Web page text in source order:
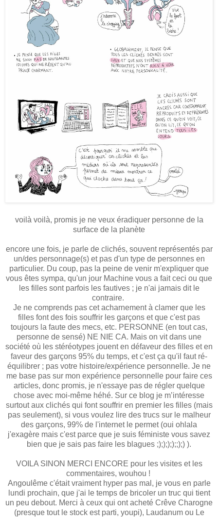
voilà voilà, promis je ne veux éradiquer personne de la
surface de la planète
encore une fois, je parle de clichés, souvent représentés par
un/des personnage(s) et pas d'un type de personnes en
particulier. Du coup, pas la peine de venir m'expliquer que
vous êtes sympa, qu'un jour Machine vous a fait ceci ou que
les filles sont parfois les fautives ; je n'ai jamais dit le
contraire.
Je ne comprends pas cet acharnement à clamer que les
filles font des fois souffrir les garçons et que c'est pas
toujours la faute des mecs, etc. PERSONNE (en tout cas,
personne de sensé) NE NIE CA. Mais on vit dans une
société où les stéréotypes jouent en défaveur des filles et en
faveur des garçons 95% du temps, et c'est ça qu'il faut ré-
équilibrer ; pas votre histoire/expérience personnelle. Je ne
me base pas sur mon expérience personnelle pour faire ces
articles, donc promis, je n'essaye pas de régler quelque
chose avec moi-même héhé. Sur ce blog je m’intéresse
surtout aux clichés qui font souffrir en premier les filles (mais
pas seulement), si vous voulez lire des trucs sur le malheur
des garçons, 99% de l'internet le permet (oui ohlala
j'exagère mais c'est parce que je suis féministe vous savez
bien que je sais pas faire les blagues ;););););;);) ).
VOILA SINON MERCI ENCORE pour les visites et les
commentaires, wouhou !
Angoulême c'était vraiment hyper pas mal, je vous en parle
lundi prochain, que j'ai le temps de bricoler un truc qui tient
un peu debout. Merci à ceux qui ont acheté Crêve Charogne
(presque tout le stock est parti, youpi), Laudanum ou Le